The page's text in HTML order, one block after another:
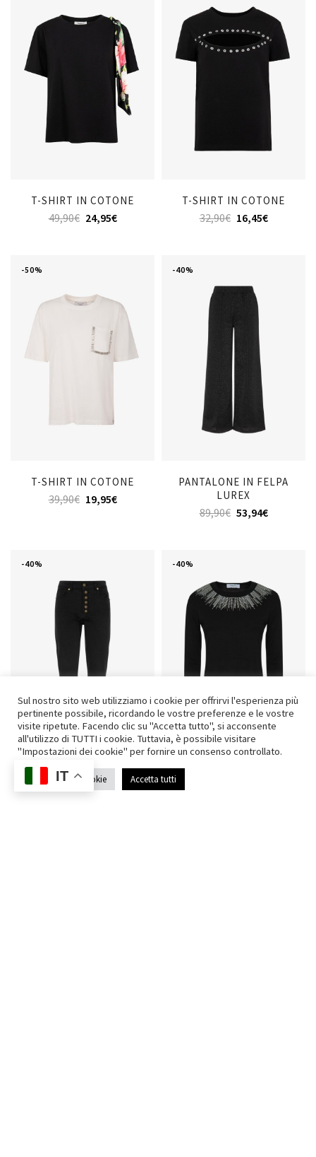
T-SHIRT IN COTONE
49,90€ 24,95€
T-SHIRT IN COTONE
32,90€ 16,45€
-50%
T-SHIRT IN COTONE
39,90€ 19,95€
-40%
PANTALONE IN FELPA
LUREX
89,90€ 53,94€
-40%
JEANS NERO BOTTONI ORO
59,90€ 35,94€
-40%
T-SHIRT CON STRASS IN
Sul nostro sito web utilizziamo i cookie per offrirvi l'esperienza più
pertinente possibile, ricordando le vostre preferenze e le vostre
visite ripetute. Facendo clic su "Accetta tutto", si acconsente
all'utilizzo di TUTTI i cookie. Tuttavia, è possibile visitare
"Impostazioni dei cookie" per fornire un consenso controllato.
Impostazioni Cookie Accetta tutti
IT